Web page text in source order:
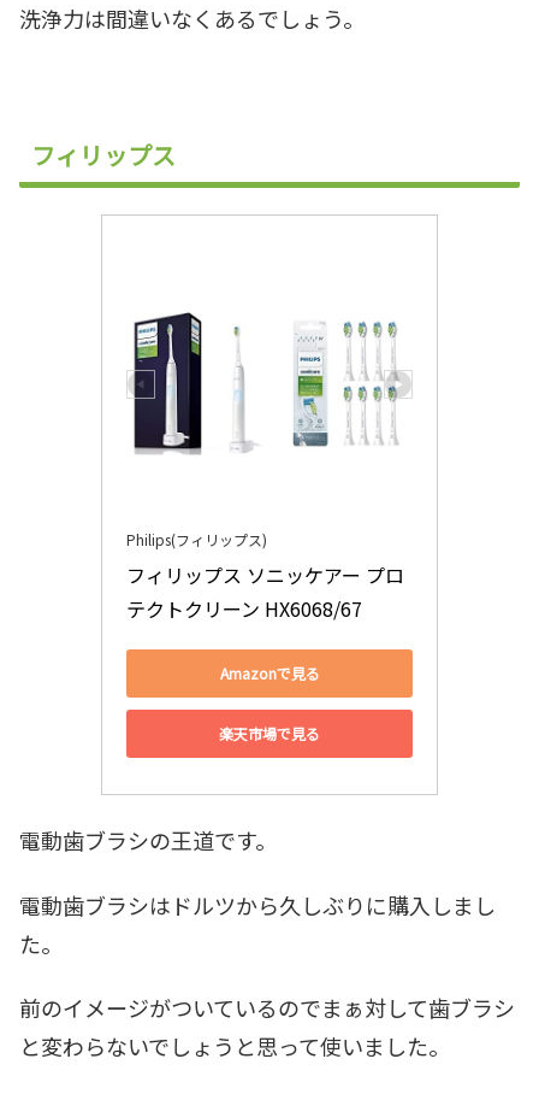
洗浄力は間違いなくあるでしょう。
フィリップス
Philips(フィリップス)
フィリップス ソニッケアー プロ
テクトクリーン HX6068/67
Amazonで見る
楽天市場で見る
電動歯ブラシの王道です。
電動歯ブラシはドルツから久しぶりに購入しまし
た。
前のイメージがついているのでまぁ対して歯ブラシ
と変わらないでしょうと思って使いました。